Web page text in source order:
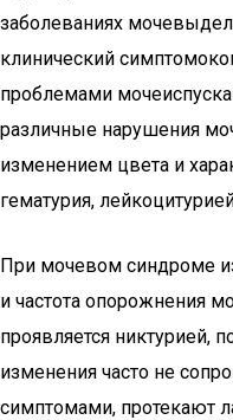
заболеваниях
клинический
проблемами
различные нарушения
изменением цвета и
гематурия,
При мочевом синдроме
и частота опорожнения
проявляется никтурией,
изменения часто не
симптомами, протекают